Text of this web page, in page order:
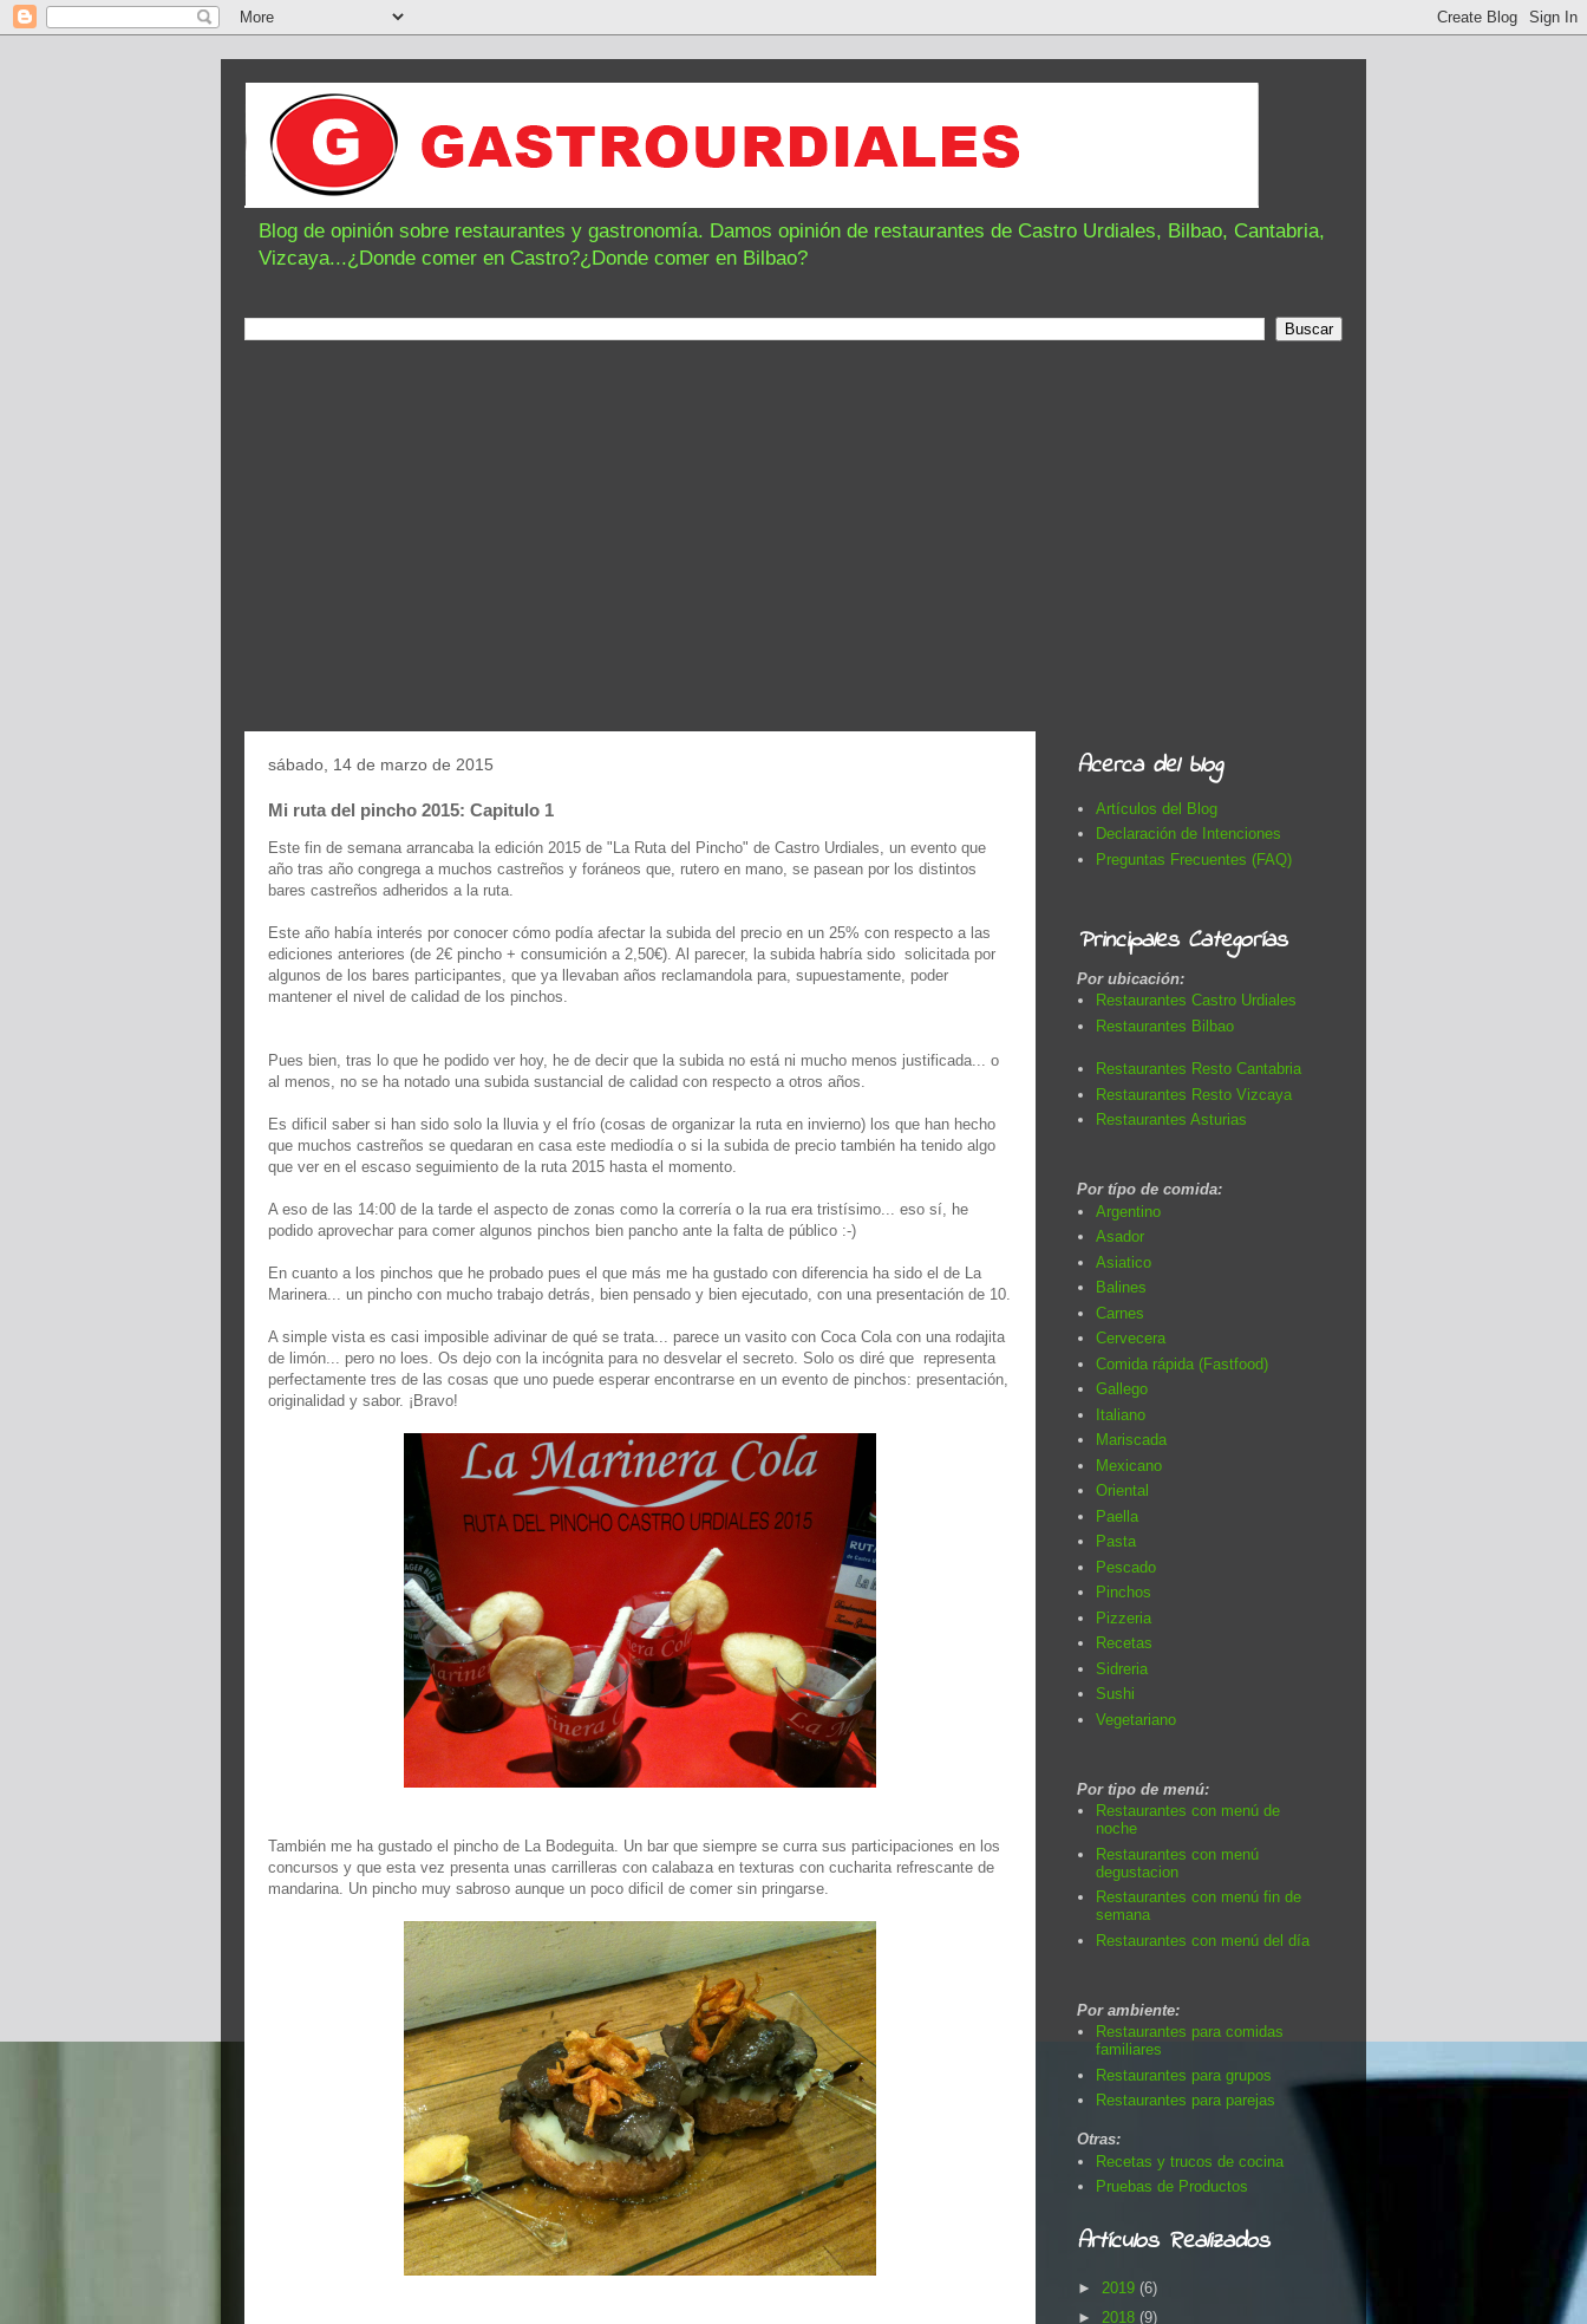
Blog de opinión sobre restaurantes y gastronomía. Damos opinión de restaurantes de Castro Urdiales, Bilbao, Cantabria,
Vizcaya...¿Donde comer en Castro?¿Donde comer en Bilbao?
sábado, 14 de marzo de 2015
Mi ruta del pincho 2015: Capitulo 1
Este fin de semana arrancaba la edición 2015 de "La Ruta del Pincho" de Castro Urdiales, un evento que
año tras año congrega a muchos castreños y foráneos que, rutero en mano, se pasean por los distintos
bares castreños adheridos a la ruta.
Este año había interés por conocer cómo podía afectar la subida del precio en un 25% con respecto a las
ediciones anteriores (de 2€ pincho + consumición a 2,50€). Al parecer, la subida habría sido solicitada por
algunos de los bares participantes, que ya llevaban años reclamandola para, supuestamente, poder
mantener el nivel de calidad de los pinchos.
Pues bien, tras lo que he podido ver hoy, he de decir que la subida no está ni mucho menos justificada... o
al menos, no se ha notado una subida sustancial de calidad con respecto a otros años.
Es dificil saber si han sido solo la lluvia y el frío (cosas de organizar la ruta en invierno) los que han hecho
que muchos castreños se quedaran en casa este mediodía o si la subida de precio también ha tenido algo
que ver en el escaso seguimiento de la ruta 2015 hasta el momento.
A eso de las 14:00 de la tarde el aspecto de zonas como la correría o la rua era tristísimo... eso sí, he
podido aprovechar para comer algunos pinchos bien pancho ante la falta de público :-)
En cuanto a los pinchos que he probado pues el que más me ha gustado con diferencia ha sido el de La
Marinera... un pincho con mucho trabajo detrás, bien pensado y bien ejecutado, con una presentación de 10.
A simple vista es casi imposible adivinar de qué se trata... parece un vasito con Coca Cola con una rodajita
de limón... pero no loes. Os dejo con la incógnita para no desvelar el secreto. Solo os diré que representa
perfectamente tres de las cosas que uno puede esperar encontrarse en un evento de pinchos: presentación,
originalidad y sabor. ¡Bravo!
También me ha gustado el pincho de La Bodeguita. Un bar que siempre se curra sus participaciones en los
concursos y que esta vez presenta unas carrilleras con calabaza en texturas con cucharita refrescante de
mandarina. Un pincho muy sabroso aunque un poco dificil de comer sin pringarse.
Acerca del blog
Artículos del Blog
Declaración de Intenciones
Preguntas Frecuentes (FAQ)
Principales Categorías
Por ubicación:
Restaurantes Castro Urdiales
Restaurantes Bilbao
Restaurantes Resto Cantabria
Restaurantes Resto Vizcaya
Restaurantes Asturias
Por típo de comida:
Argentino
Asador
Asiatico
Balines
Carnes
Cervecera
Comida rápida (Fastfood)
Gallego
Italiano
Mariscada
Mexicano
Oriental
Paella
Pasta
Pescado
Pinchos
Pizzeria
Recetas
Sidreria
Sushi
Vegetariano
Por tipo de menú:
Restaurantes con menú de
noche
Restaurantes con menú
degustacion
Restaurantes con menú fin de
semana
Restaurantes con menú del día
Por ambiente:
Restaurantes para comidas
familiares
Restaurantes para grupos
Restaurantes para parejas
Otras:
Recetas y trucos de cocina
Pruebas de Productos
Artículos Realizados
► 2019 (6)
► 2018 (9)